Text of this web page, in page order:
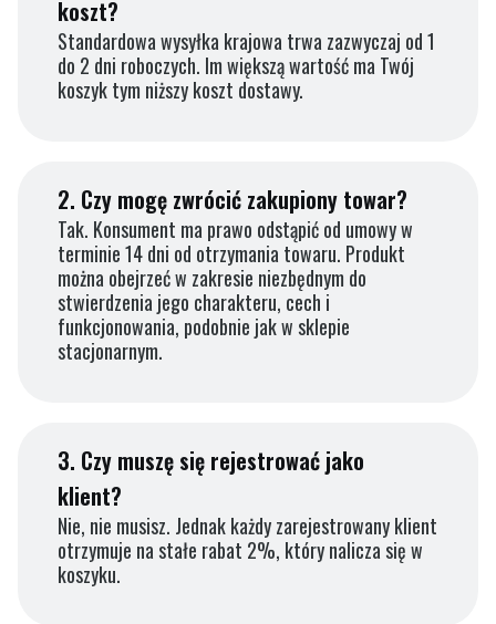
koszt?
Standardowa wysyłka krajowa trwa zazwyczaj od 1
do 2 dni roboczych. Im większą wartość ma Twój
koszyk tym niższy koszt dostawy.
2. Czy mogę zwrócić zakupiony towar?
Tak. Konsument ma prawo odstąpić od umowy w
terminie 14 dni od otrzymania towaru. Produkt
można obejrzeć w zakresie niezbędnym do
stwierdzenia jego charakteru, cech i
funkcjonowania, podobnie jak w sklepie
stacjonarnym.
3. Czy muszę się rejestrować jako
klient?
Nie, nie musisz. Jednak każdy zarejestrowany klient
otrzymuje na stałe rabat 2%, który nalicza się w
koszyku.